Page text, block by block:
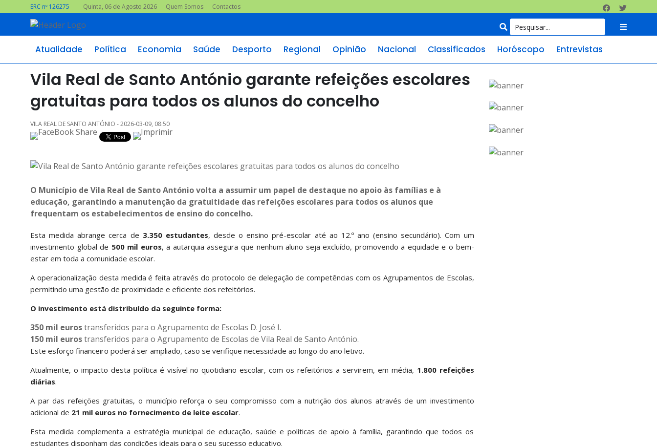
ERC nº 126275 Quinta, 06 de Agosto 2026 Quem Somos Contactos
Atualidade Política Economia Saúde Desporto Regional Opinião Nacional Classificados Horóscopo Entrevistas
Vila Real de Santo António garante refeições escolares
gratuitas para todos os alunos do concelho
VILA REAL DE SANTO ANTÓNIO - 2026-03-09, 08:50
O Município de Vila Real de Santo António volta a assumir um papel de destaque no apoio às famílias e à
educação, garantindo a manutenção da gratuitidade das refeições escolares para todos os alunos que
frequentam os estabelecimentos de ensino do concelho.
Esta medida abrange cerca de 3.350 estudantes, desde o ensino pré-escolar até ao 12.º ano (ensino secundário). Com um
investimento global de 500 mil euros, a autarquia assegura que nenhum aluno seja excluído, promovendo a equidade e o bem-
estar em toda a comunidade escolar.
A operacionalização desta medida é feita através do protocolo de delegação de competências com os Agrupamentos de Escolas,
permitindo uma gestão de proximidade e eficiente dos refeitórios.
O investimento está distribuído da seguinte forma:
350 mil eurostransferidos para o Agrupamento de Escolas D. José I.
150 mil eurostransferidos para o Agrupamento de Escolas de Vila Real de Santo António.
Este esforço financeiro poderá ser ampliado, caso se verifique necessidade ao longo do ano letivo.
Atualmente, o impacto desta política é visível no quotidiano escolar, com os refeitórios a servirem, em média, 1.800 refeições
diárias.
A par das refeições gratuitas, o município reforça o seu compromisso com a nutrição dos alunos através de um investimento
adicional de 21 mil euros no fornecimento de leite escolar.
Esta medida complementa a estratégia municipal de educação, saúde e políticas de apoio à família, garantindo que todos os
estudantes disponham das condições ideais para o seu sucesso educativo.